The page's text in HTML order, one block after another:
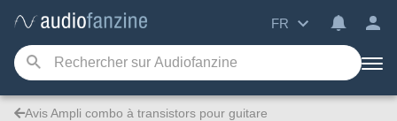
FR
Avis Ampli combo à transistors pour guitare